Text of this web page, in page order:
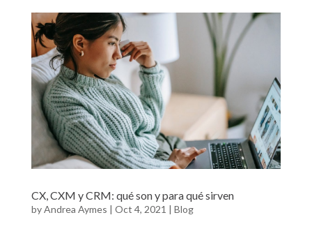
CX, CXM y CRM: qué son y para qué sirven
byAndrea Aymes | Oct 4, 2021 | Blog